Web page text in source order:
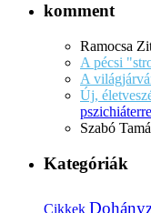
komment
Ramocsa
A pécsi
A
Új,
Szabó
Kategóriák
Cikkek